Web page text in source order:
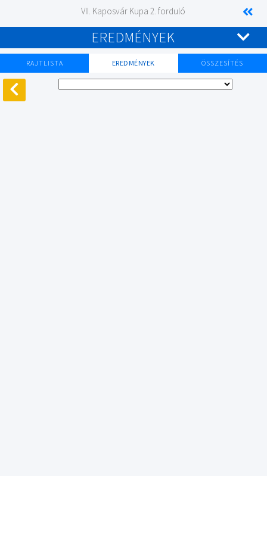
VII. Kaposvár Kupa 2. forduló
EREDMÉNYEK
RAJTLISTA EREDMÉNYEK ÖSSZESÍTÉS